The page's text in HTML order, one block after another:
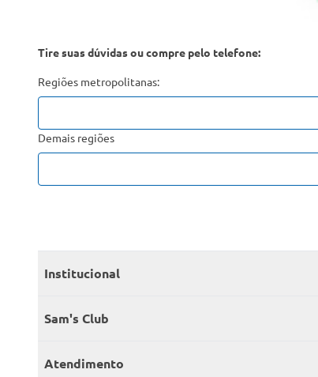
Tire suas dúvidas ou compre pelo telefone:
Regiões metropolitanas:
Demais regiões
Institucional
Quem somos
Sam's Club
Seja sócio
Atendimento